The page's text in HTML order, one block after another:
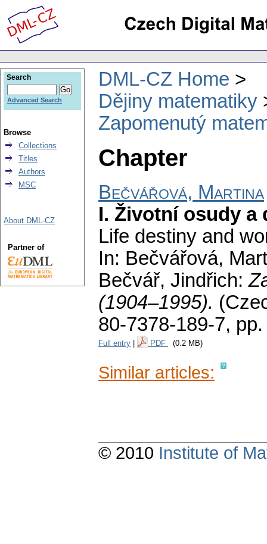
DML-CZ Home
Dějiny matematiky
Zapomenutý
Chapter
Bečvářová, Martina
I. Životní osudy a
Life destiny and
In: Bečvářová,
Bečvář, Jindřich:
(1904–1995).
80-7378-189-7,
Full entry PDF (0.2 MB)
Similar articles:
Search
Advanced Search
Browse
Collections
Titles
Authors
MSC
About DML-CZ
Partner of
© 2010 Institute of